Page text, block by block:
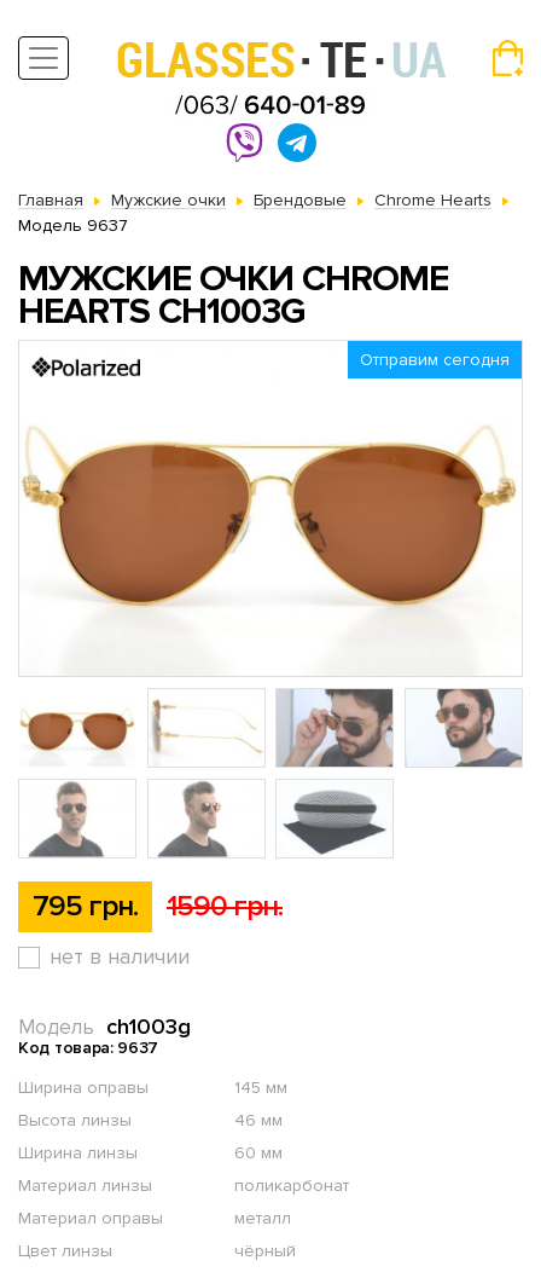
Главная Мужские очки Брендовые
Chrome Hearts
Модель 9637
МУЖСКИЕ ОЧКИ CHROME
HEARTS CH1003G
Отправим сегодня
795 грн. 1590 грн.
нет в наличии
ch1003g
Модель
Код товара: 9637
Ширина оправы
145 мм
Высота линзы
46 мм
Ширина линзы
60 мм
Материал линзы
поликарбонат
Материал оправы
металл
Цвет линзы
чёрный